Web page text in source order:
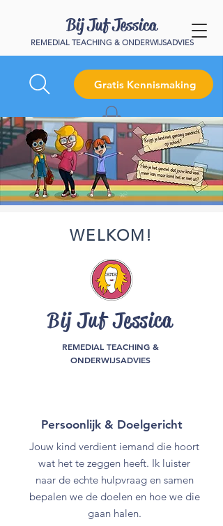
Bij Juf Jessica
REMEDIAL TEACHING & ONDERWIJSADVIES
Gratis Kennismaking
WELKOM!
Bij Juf Jessica
REMEDIAL TEACHING &
ONDERWIJSADVIES
Persoonlijk & Doelgericht
Jouw kind verdient iemand die hoort
wat het te zeggen heeft. Ik luister
naar de echte hulpvraag en samen
bepalen we de doelen en hoe we die
gaan halen.